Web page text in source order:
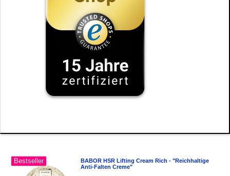
Bestseller
BABOR HSR Lifting Cream Rich - "Reichhaltige
Anti-Falten Creme"